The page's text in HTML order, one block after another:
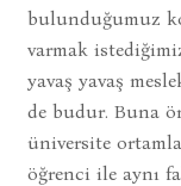
bulunduğumuz
varmak
yavaş yavaş
de budur. Buna
üniversite
öğrenci ile aynı